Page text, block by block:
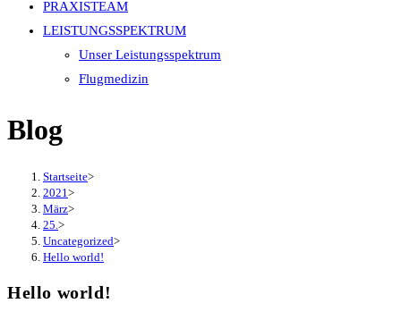
PRAXISTEAM
LEISTUNGSSPEKTRUM
Unser Leistungsspektrum
Flugmedizin
Blog
Startseite>
2021 >
März>
25. >
Uncategorized>
Hello world!
Hello world!